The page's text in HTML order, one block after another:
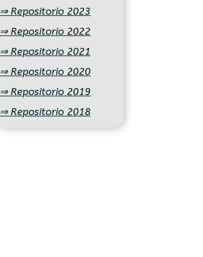
⇒ Repositorio 2023
⇒ Repositorio 2022
⇒ Repositorio 2021
⇒ Repositorio 2020
⇒ Repositorio 2019
⇒ Repositorio 2018